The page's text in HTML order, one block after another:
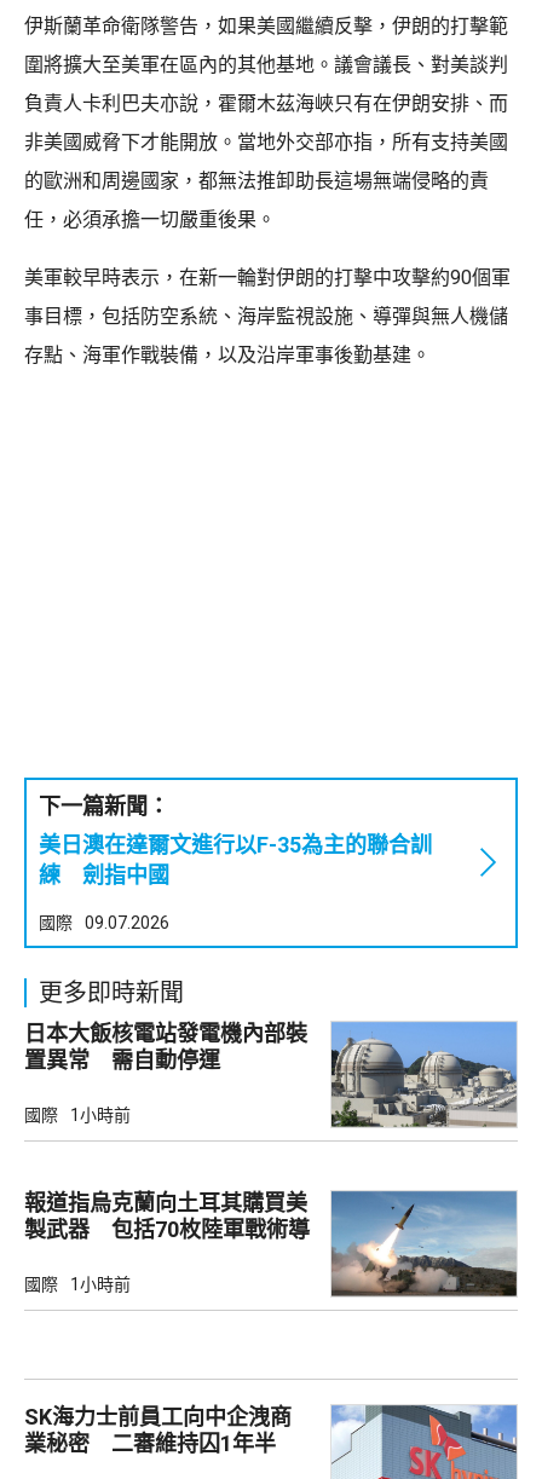
伊斯蘭革命衛隊警告，如果美國繼續反擊，伊朗的打擊範
圍將擴大至美軍在區內的其他基地。議會議長、對美談判
負責人卡利巴夫亦說，霍爾木茲海峽只有在伊朗安排、而
非美國威脅下才能開放。當地外交部亦指，所有支持美國
的歐洲和周邊國家，都無法推卸助長這場無端侵略的責
任，必須承擔一切嚴重後果。
美軍較早時表示，在新一輪對伊朗的打擊中攻擊約90個軍
事目標，包括防空系統、海岸監視設施、導彈與無人機儲
存點、海軍作戰裝備，以及沿岸軍事後勤基建。
下一篇新聞：
美日澳在達爾文進行以F-35為主的聯合訓
練 劍指中國
國際 09.07.2026
更多即時新聞
日本大飯核電站發電機內部裝
置異常 需自動停運
國際 1小時前
報道指烏克蘭向土耳其購買美
製武器 包括70枚陸軍戰術導
國際 1小時前
SK海力士前員工向中企洩商
業秘密 二審維持囚1年半